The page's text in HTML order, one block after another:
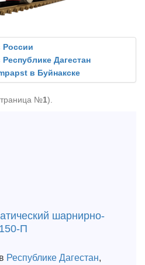
России
Дагестан
в Буйнакске
№1).
шарнирно-
П
Республике Дагестан,